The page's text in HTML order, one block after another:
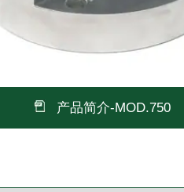
产品简介-MOD.750